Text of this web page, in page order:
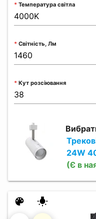
Температура світла
Світність, Лм
Кут розсіювання
24W
(Є в
color_lens wb_incandescent